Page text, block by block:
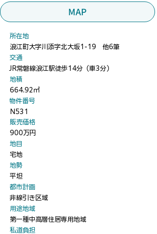
MAP
​所在地
浪江町大字川添字北大坂1-19 他6筆
​交通
JR常磐線浪江駅徒歩14分（車3分）
地積
664.92㎡
​物件番号
N531
​販売価格
900万円
​地目
宅地
​地勢
平坦
​都市計画
非線引き区域
​用途地域
第一種中高層住居専用地域
​私道負担